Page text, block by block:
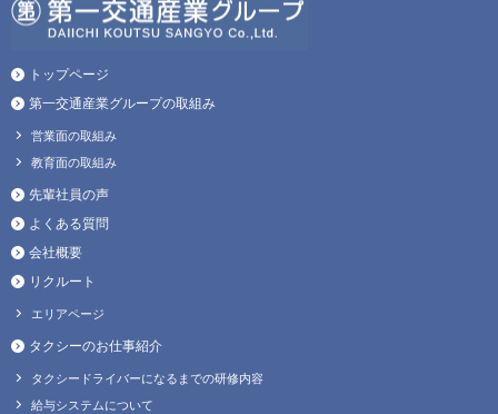
トップページ
第一交通産業グループの取組み
営業面の取組み
教育面の取組み
先輩社員の声
よくある質問
会社概要
リクルート
エリアページ
タクシーのお仕事紹介
タクシードライバーになるまでの研修内容
給与システムについて